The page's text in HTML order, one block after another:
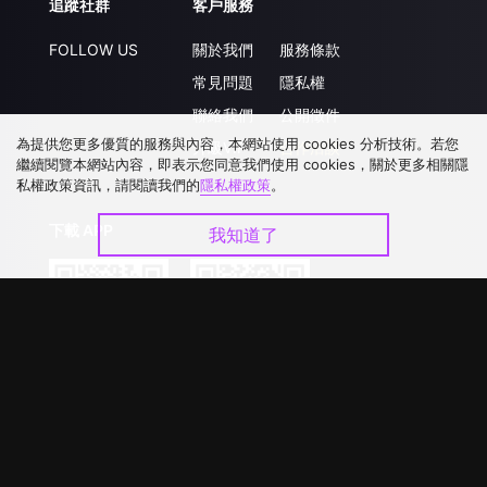
追蹤社群
FOLLOW US
客戶服務
關於我們
常見問題
聯絡我們
升級VIP
服務條款
隱私權
公開徵件
合作洽談
為提供您更多優質的服務與內容，本網站使用 cookies 分析技術。若您
繼續閱覽本網站內容，即表示您同意我們使用 cookies，關於更多相關隱
私權政策資訊，請閱讀我們的隱私權政策。
我知道了